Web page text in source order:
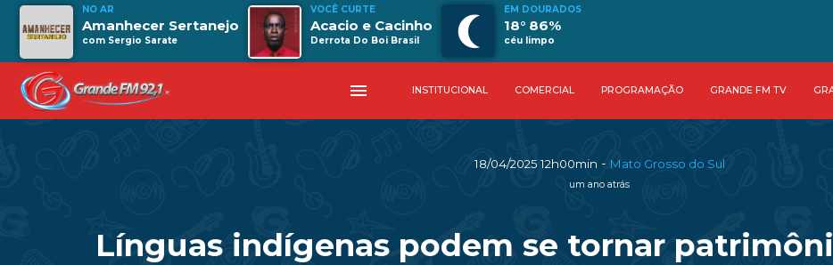
NO AR
Amanhecer Sertanejo
com Sergio Sarate
VOCÊ CURTE
Acacio e Cacinho
Derrota Do Boi Brasil
EM DOURADOS
18° 86%
céu limpo
menu INSTITUCIONAL COMERCIAL PROGRAMAÇÃO GRANDE FM TV
18/04/2025 12h00min - Mato Grosso do Sul
um ano atrás
Línguas indígenas podem se tornar